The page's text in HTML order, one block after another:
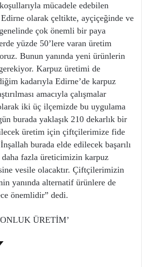
mücadele edebilen
olarak çeltikte, ayçiçeğinde ve
çok önemli bir paya
yüzde 50’lere varan üretim
Bunun yanında yeni ürünlerin
Karpuz üretimi de
kadarıyla Edirne’de karpuz
amacıyla çalışmalar
iki üç ilçemizde bu uygulama
burada yaklaşık 210 dekarlık bir
üretim için çiftçilerimize fide
burada elde edilecek başarılı
daha fazla üreticimizin karpuz
vesile olacaktır. Çiftçilerimizin
yanında alternatif ürünlere de
önemlidir” dedi.
ÜRETİM’